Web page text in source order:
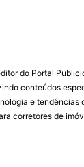
do Portal
conteúdos
e tendências
corretores de